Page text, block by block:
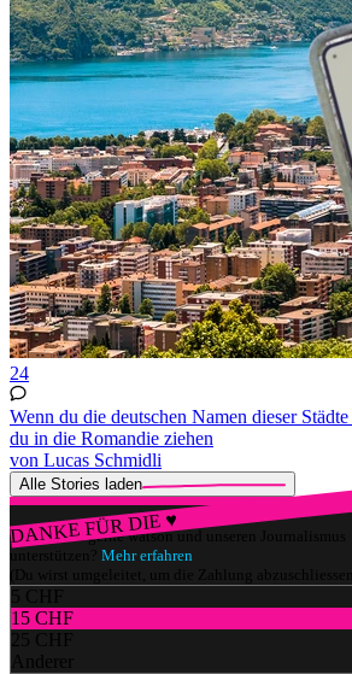
24
Wenn du die deutschen Namen dieser
du in die Romandie ziehen
von Lucas Schmidli
Alle Stories laden
DANKE FÜR DIE ♥
Würdest du gerne watson und unseren Journalismus
unterstützen? Mehr erfahren
(Du wirst umgeleitet, um die Zahlung
5 CHF
15 CHF
25 CHF
Anderer